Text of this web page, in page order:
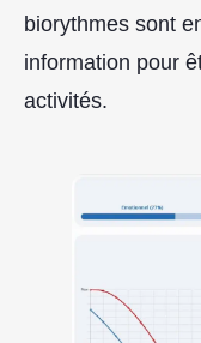
biorythmes sont
information pour
activités.